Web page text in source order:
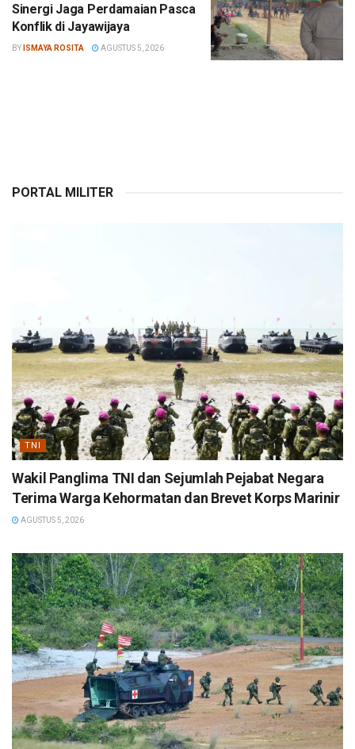
Sinergi Jaga Perdamaian Pasca
Konflik di Jayawijaya
BY ISMAYA ROSITA AGUSTUS 5, 2026
PORTAL MILITER
TNI
Wakil Panglima TNI dan Sejumlah Pejabat Negara
Terima Warga Kehormatan dan Brevet Korps Marinir
AGUSTUS 5, 2026